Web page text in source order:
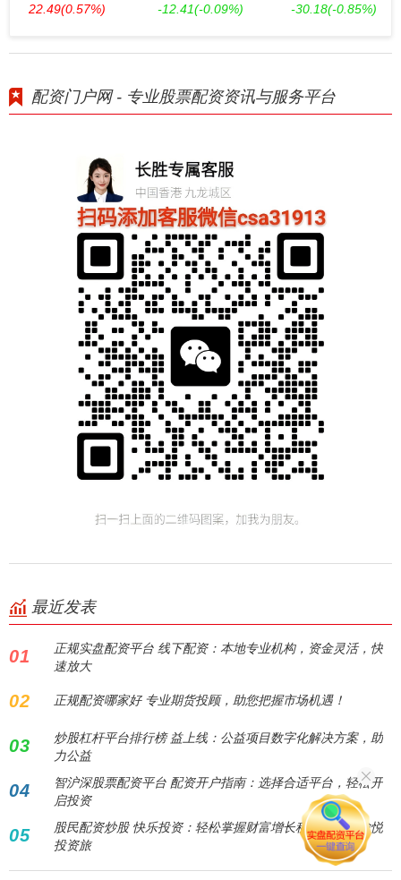
22.49(0.57%) -12.41(-0.09%) -30.18(-0.85%)
配资门户网 - 专业股票配资资讯与服务平台
最近发表
01
正规实盘配资平台 线下配资：本地专业机构，资金灵活，快
速放大
02 正规配资哪家好 专业期货投顾，助您把握市场机遇！
03
炒股杠杆平台排行榜 益上线：公益项目数字化解决方案，助
力公益
04
智沪深股票配资平台 配资开户指南：选择合适平台，轻松开
启投资
05
股民配资炒股 快乐投资：轻松掌握财富增长秘诀，享受愉悦
投资旅